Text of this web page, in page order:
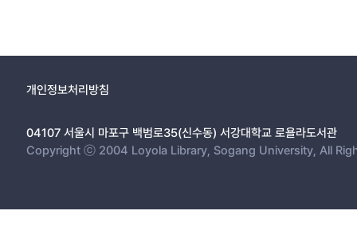
개인정보처리방침
04107 서울시 마포구 백범로35(신수동) 서강대학교 로욜라도서관
Copyright ⓒ 2004 Loyola Library, Sogang University, All